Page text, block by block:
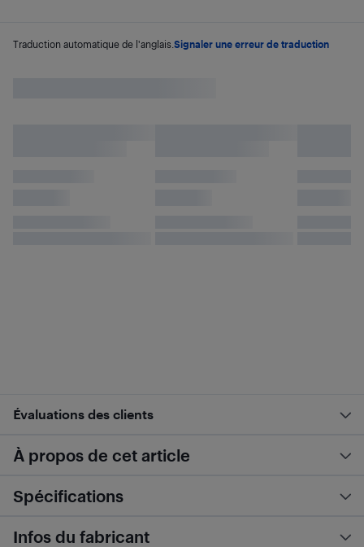
Traduction automatique de l'anglais. Signaler une erreur de traduction
Évaluations des clients
À propos de cet article
Spécifications
Infos du fabricant